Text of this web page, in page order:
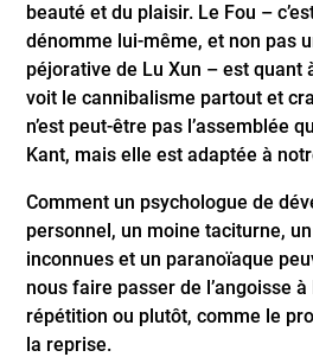
beauté et du plaisir. Le Fou –
dénomme lui-même, et non pas
péjorative de Lu Xun – est quant
voit le cannibalisme partout et
n’est peut-être pas l’assemblée
Kant, mais elle est adaptée à
Comment un psychologue de
personnel, un moine taciturne,
inconnues et un paranoïaque
nous faire passer de l’angoisse à
répétition ou plutôt, comme le
la reprise.